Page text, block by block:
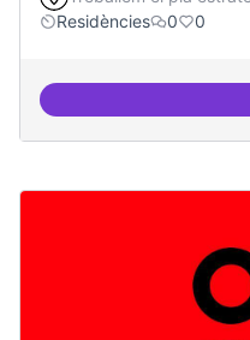
Residències
0 0